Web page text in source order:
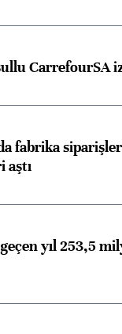
CarrefourSA
fabrika
aştı
yıl 253,5